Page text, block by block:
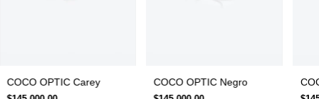
COCO OPTIC Carey COCO OPTIC Negro